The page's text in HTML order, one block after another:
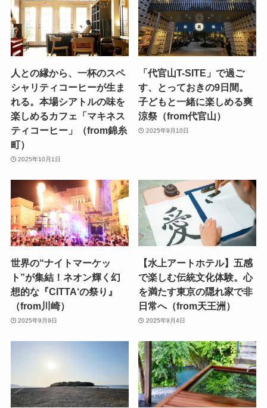
人との縁から、一杯のスペ
シャリティコーヒーが生ま
れる。本場シアトルの味を
楽しめるカフェ「マキネス
ティコーヒー」（from錦糸
町）
2025年10月1日
「代官山T-SITE」で過ご
す、とっておきの9日間。
子どもと一緒に楽しめる爽
涼祭（from代官山）
2025年9月10日
世界の“ナイトマーケッ
ト”が集結！ネオン輝く幻
想的な『CITTA‘の祭り』
（from川崎）
2025年9月9日
【水上アートホテル】五感
で楽しむ伝統文化体験。心
を満たす東京の隠れ家で非
日常へ（from天王洲）
2025年9月4日